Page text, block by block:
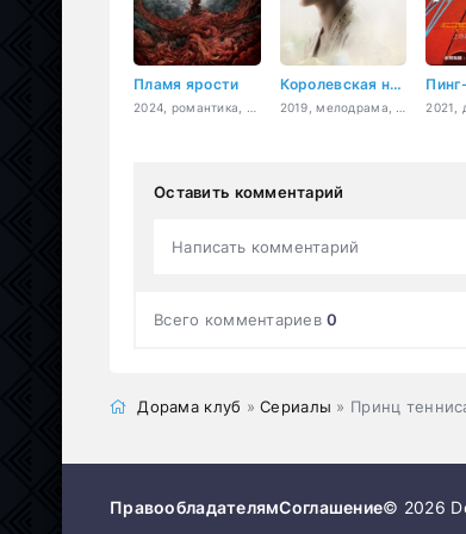
Пламя ярости Королевская нирвана
Оставить комментарий
Написать комментарий
Всего комментариев0
Дорама клуб »Сериалы » Принц
ПравообладателямСоглашение© 2026